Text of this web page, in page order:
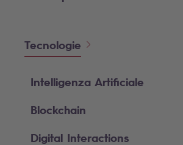
Tecnologie
Intelligenza Artificiale
Blockchain
Digital Interactions